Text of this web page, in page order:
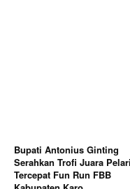
Bupati Antonius Ginting
Serahkan Trofi Juara Pelari
Tercepat Fun Run FBB